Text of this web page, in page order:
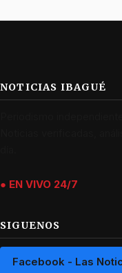
NOTICIAS IBAGUÉ
● EN VIVO 24/7
SIGUENOS
Facebook - Las